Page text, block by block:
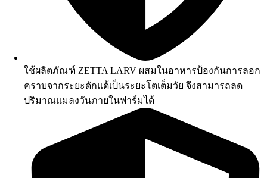
ใช้ผลิตภัณฑ์ ZETTA LARV ผสมในอาหารป้องกันการลอก
คราบจากระยะดักแด้เป็นระยะโตเต็มวัย จึงสามารถลด
ปริมาณแมลงวันภายในฟาร์มได้